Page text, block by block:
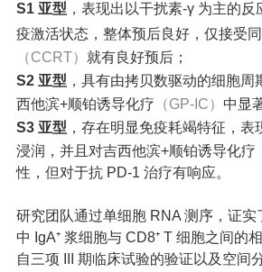
S1 亚型 ， 表现出以干扰素-γ 为主的反
疫激活状态，整体预后良好， 仅接受
（CCRT） 就有良好预后；
S2 亚型 ， 具有由拷贝数驱动的细胞周
西他滨+顺铂诱导化疗 （GP-IC） 中显
S3 亚型 ，存在明显免疫耗竭特征， 表
浸润，并且对吉西他滨+顺铂诱导化疗
性，但对于抗 PD-1 治疗有响应。
研究团队通过单细胞 RNA 测序，证实
中 IgA⁺浆细胞与 CD8⁺T 细胞之间的
自三项 III 期临床试验的验证以及空间